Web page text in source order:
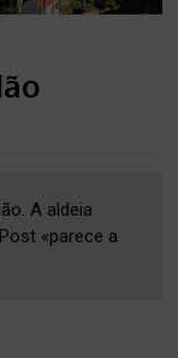
A aldeia
«parece a